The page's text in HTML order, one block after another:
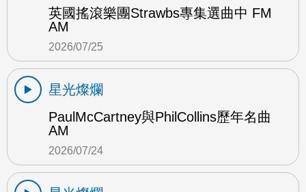
英國搖滾樂團Strawbs專集選曲中 FM
AM
2026/07/25
星光燦爛
PaulMcCartney與PhilCollins歷年名曲
AM
2026/07/24